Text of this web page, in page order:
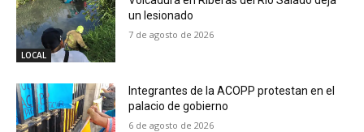
LOCAL
un lesionado
7 de agosto de 2026
Integrantes de la ACOPP protestan en el
palacio de gobierno
6 de agosto de 2026